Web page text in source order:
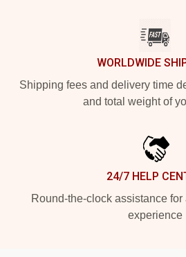
WORLDWIDE
Shipping fees and delivery time
and total weight of
24/7 HELP
Round-the-clock assistance
experience